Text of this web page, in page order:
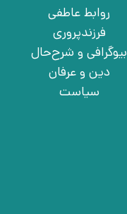
روابط عاطفی
فرزندپروری
بیوگرافی و شرح‌حال
دین و عرفان
سیاست